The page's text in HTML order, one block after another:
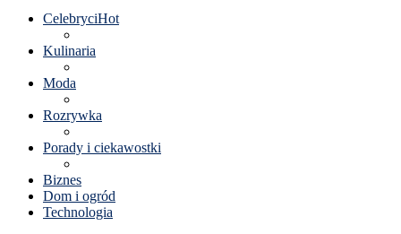
CelebryciHot
Kulinaria
Moda
Rozrywka
Porady i ciekawostki
Biznes
Dom i ogród
Technologia